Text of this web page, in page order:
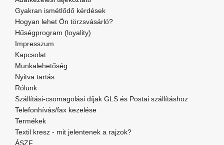
Gyakran ismétlődő kérdések
Hogyan lehet Ön törzsvásárló?
Hűségprogram (loyality)
Impresszum
Kapcsolat
Munkalehetőség
Nyitva tartás
Rólunk
Szállítási-csomagolási díjak GLS és Postai szállításhoz
Telefonhívás/fax kezelése
Termékek
Textil kresz - mit jelentenek a rajzok?
ÁSZF